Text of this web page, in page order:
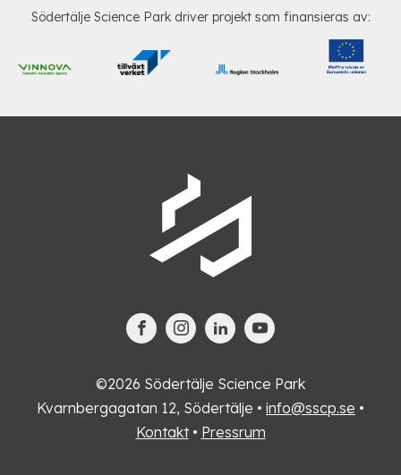
Södertälje Science Park driver projekt som finansieras av:
©2026 Södertälje Science Park
Kvarnbergagatan 12, Södertälje • info@sscp.se •
Kontakt• Pressrum